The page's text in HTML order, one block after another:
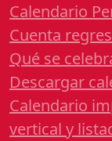
Calendario
Cuenta
Qué se
Descargar
Calendario
vertical y